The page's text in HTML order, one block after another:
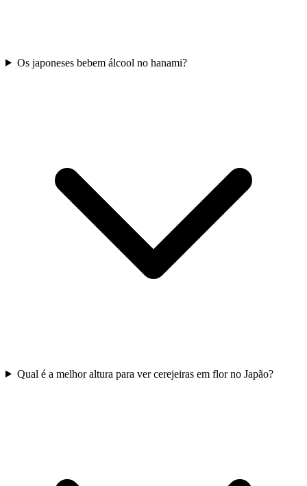
Os japoneses bebem álcool no hanami?
Qual é a melhor altura para ver cerejeiras em flor no Japão?